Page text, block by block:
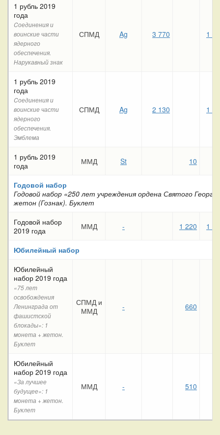
1 рубль 2019
года
Cоединения и
воинские части
ядерного
обеспечения.
Нарукавный знак
СПМД Ag 3 770 1
1 рубль 2019
года
Cоединения и
воинские части
ядерного
обеспечения.
Эмблема
СПМД Ag 2 130 1
1 рубль 2019
года
ММД St 10
Годовой набор
Годовой набор «250 лет учреждения ордена Святого
жетон (Гознак). Буклет
Годовой набор
2019 года
ММД - 1 220 1
Юбилейный набор
Юбилейный
набор 2019 года
«75 лет
освобождения
Ленинграда от
фашистской
блокады»: 1
монета + жетон.
Буклет
СПМД и
ММД
- 660
Юбилейный
набор 2019 года
«За лучшее
будущее»: 1
монета + жетон.
Буклет
ММД - 510